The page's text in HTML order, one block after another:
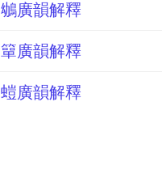
鴢廣韻解釋
簞廣韻解釋
螘廣韻解釋